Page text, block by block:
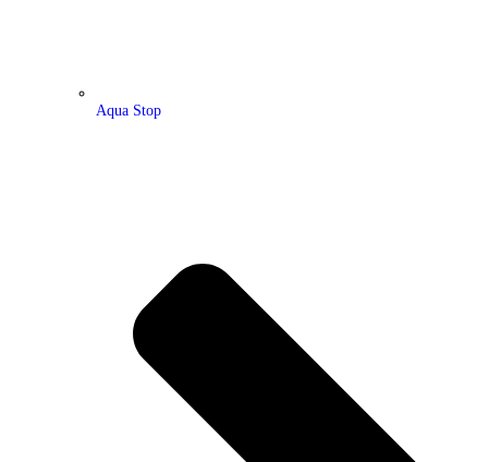
Aqua Stop